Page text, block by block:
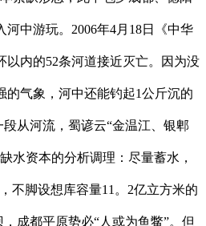
中游玩。2006年4月18日《中华
内的52条河道接近灭亡。因为没
气象，河中还能钓起1公斤沉的
从河流，蜀谚云“金温江、银郫
水资本的分析调理：尽量蓄水，
不脚设想库容量11。2亿立方米的
成都平原势必“人或为鱼鳖”。但